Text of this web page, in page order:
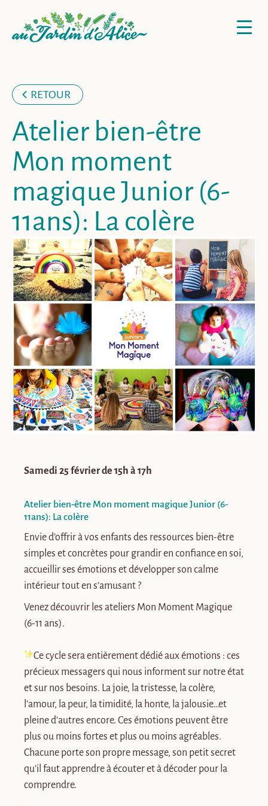
RETOUR
Atelier bien-être
Mon moment
magique Junior (6-
11ans): La colère
Samedi 25 février de 15h à 17h
Atelier bien-être Mon moment magique Junior (6-
11ans): La colère
Envie d’offrir à vos enfants des ressources bien-être
simples et concrètes pour grandir en confiance en soi,
accueillir ses émotions et développer son calme
intérieur tout en s’amusant ?
Venez découvrir les ateliers Mon Moment Magique
(6-11 ans).
Ce cycle sera entièrement dédié aux émotions : ces
précieux messagers qui nous informent sur notre état
et sur nos besoins. La joie, la tristesse, la colère,
l’amour, la peur, la timidité, la honte, la jalousie…et
pleine d’autres encore. Ces émotions peuvent être
plus ou moins fortes et plus ou moins agréables.
Chacune porte son propre message, son petit secret
qu’il faut apprendre à écouter et à décoder pour la
comprendre.